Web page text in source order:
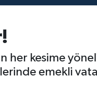
her kesime
emekli